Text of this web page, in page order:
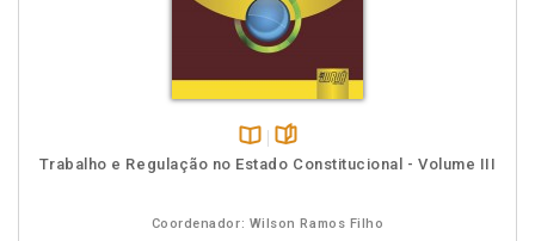
Disponível
páginas
Trabalho e Regulação no Estado Constitucional - Volume III
Coordenador: Wilson Ramos Filho